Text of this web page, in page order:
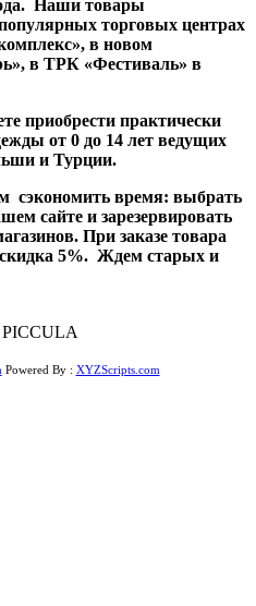
Наши товары
торговых центрах
в новом
в ТРК «Фестиваль» в
приобрести практически
от 0 до 14 лет ведущих
и Турции.
сэкономить время: выбрать
сайте и зарезервировать
При заказе товара
скидка 5%. Ждем старых и
PICCULA
Powered By : XYZScripts.com